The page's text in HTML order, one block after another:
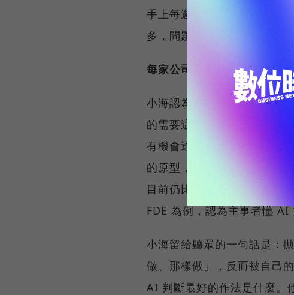
手上每週最繁雜的 4 個小
多，問題不在工具，而在於
每家公司都需要 AI長嗎？做
小海認為 AI長應該是內部人
的需要這個職位，要看體質
有機會透過 AI 做以前做不
的原型，現在都有機會重啟
目前仍比創造新事物更大、
FDE 為例，認為主事者懂
小海留給聽眾的一句話是：
做、那樣做」，反而被自己
AI 判斷最好的作法是什麼。